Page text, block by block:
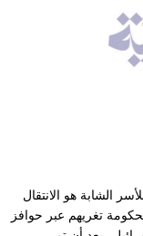
الشابة هو الانتقال
تغريهم عبر حوافز